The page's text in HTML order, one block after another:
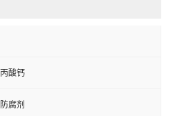
丙酸钙
防腐剂